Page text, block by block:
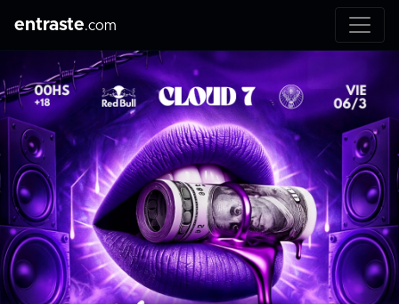
entraste.com